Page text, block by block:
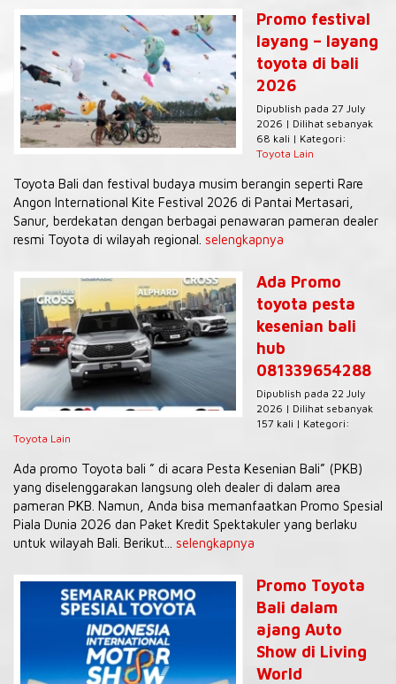
Promo festival
layang – layang
toyota di bali
2026
Dipublish pada 27 July
2026 | Dilihat sebanyak
68 kali | Kategori:
Toyota Lain
Toyota Bali dan festival budaya musim berangin seperti Rare
Angon International Kite Festival 2026 di Pantai Mertasari,
Sanur, berdekatan dengan berbagai penawaran pameran dealer
resmi Toyota di wilayah regional. selengkapnya
Ada Promo
toyota pesta
kesenian bali
hub
081339654288
Dipublish pada 22 July
2026 | Dilihat sebanyak
157 kali | Kategori:
Toyota Lain
Ada promo Toyota bali ” di acara Pesta Kesenian Bali” (PKB)
yang diselenggarakan langsung oleh dealer di dalam area
pameran PKB. Namun, Anda bisa memanfaatkan Promo Spesial
Piala Dunia 2026 dan Paket Kredit Spektakuler yang berlaku
untuk wilayah Bali. Berikut... selengkapnya
Promo Toyota
Bali dalam
ajang Auto
Show di Living
World